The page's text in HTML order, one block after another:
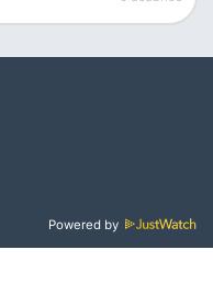
Powered by